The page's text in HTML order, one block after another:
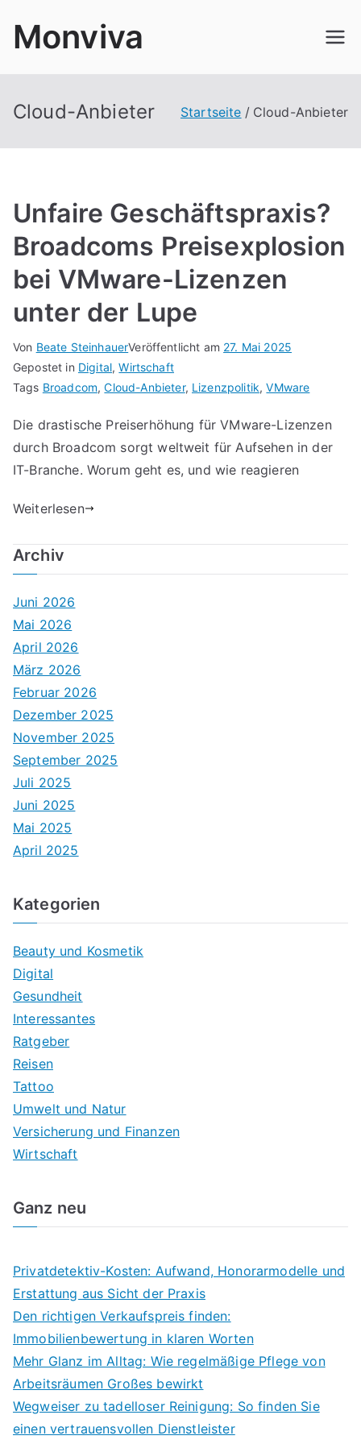
InhaltMonviva
Cloud-Anbieter Startseite Cloud-Anbieter
Unfaire Geschäftspraxis?
Broadcoms Preisexplosion
bei VMware-Lizenzen
unter der Lupe
Von Beate SteinhauerVeröffentlicht am 27. Mai 2025
Gepostet in Digital,Wirtschaft
Tags Broadcom,Cloud-Anbieter, Lizenzpolitik,VMware
Die drastische Preiserhöhung für VMware-Lizenzen
durch Broadcom sorgt weltweit für Aufsehen in der
IT-Branche. Worum geht es, und wie reagieren
Weiterlesen
Archiv
Juni 2026
Mai 2026
April 2026
März 2026
Februar 2026
Dezember 2025
November 2025
September 2025
Juli 2025
Juni 2025
Mai 2025
April 2025
Kategorien
Beauty und Kosmetik
Digital
Gesundheit
Interessantes
Ratgeber
Reisen
Tattoo
Umwelt und Natur
Versicherung und Finanzen
Wirtschaft
Ganz neu
Privatdetektiv-Kosten: Aufwand, Honorarmodelle und
Erstattung aus Sicht der Praxis
Den richtigen Verkaufspreis finden:
Immobilienbewertung in klaren Worten
Mehr Glanz im Alltag: Wie regelmäßige Pflege von
Arbeitsräumen Großes bewirkt
Wegweiser zu tadelloser Reinigung: So finden Sie
einen vertrauensvollen Dienstleister